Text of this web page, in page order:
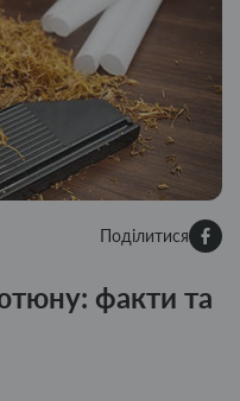
Поділитися
факти та